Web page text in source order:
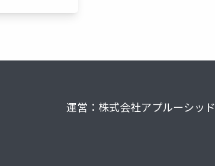
運営：株式会社アプルーシッド